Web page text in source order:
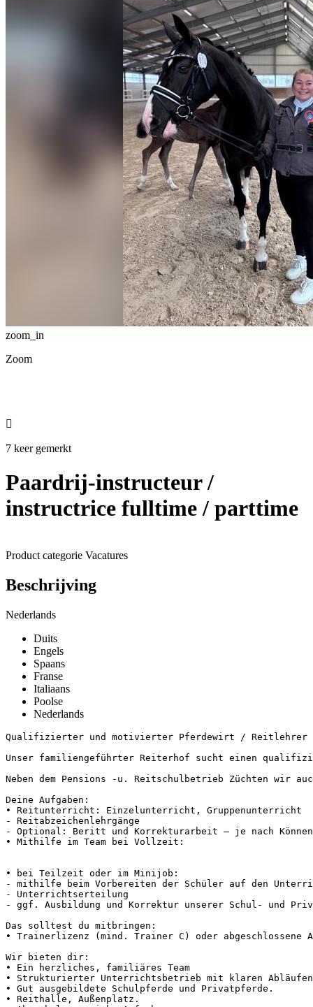
zoom_in
Zoom

7 keer gemerkt
Paardrij-instructeur /
instructrice fulltime / parttime
Product categorie Vacatures
Beschrijving
Nederlands
Duits
Engels
Spaans
Franse
Italiaans
Poolse
Nederlands
Qualifizierter und motivierter Pferdewirt / Reitlehrer
Unser familiengeführter Reiterhof sucht einen
Neben dem Pensions -u. Reitschulbetrieb Züchten wir
Deine Aufgaben:
• Reitunterricht: Einzelunterricht, Gruppenunterricht
- Reitabzeichenlehrgänge
- Optional: Beritt und Korrekturarbeit – je nach
• Mithilfe im Team bei Vollzeit:
• bei Teilzeit oder im Minijob:
- mithilfe beim Vorbereiten der Schüler auf den
- Unterrichtserteilung
- ggf. Ausbildung und Korrektur unserer Schul- und
Das solltest du mitbringen:
• Trainerlizenz (mind. Trainer C) oder abgeschlossene
Wir bieten dir:
• Ein herzliches, familiäres Team
• Strukturierter Unterrichtsbetrieb mit klaren Abläufen
• Gut ausgebildete Schulpferde und Privatpferde.
• Reithalle, Außenplatz.